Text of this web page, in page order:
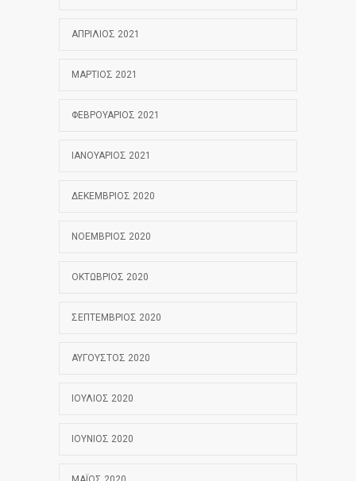
ΑΠΡΊΛΙΟΣ 2021
ΜΆΡΤΙΟΣ 2021
ΦΕΒΡΟΥΆΡΙΟΣ 2021
ΙΑΝΟΥΆΡΙΟΣ 2021
ΔΕΚΈΜΒΡΙΟΣ 2020
ΝΟΈΜΒΡΙΟΣ 2020
ΟΚΤΏΒΡΙΟΣ 2020
ΣΕΠΤΈΜΒΡΙΟΣ 2020
ΑΎΓΟΥΣΤΟΣ 2020
ΙΟΎΛΙΟΣ 2020
ΙΟΎΝΙΟΣ 2020